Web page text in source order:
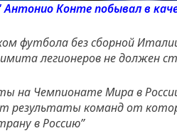
Конте побывал в
футбола без сборной
легионеров не должен
на Чемпионате Мира в
результаты команд от
в Россию”